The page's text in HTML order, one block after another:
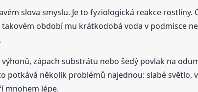
slova smyslu. Je to fyziologická reakce
období mu krátkodobá voda v podmisce
zápach substrátu nebo šedý povlak na
potkává několik problémů najednou: slabé světlo,
mnohem lépe.